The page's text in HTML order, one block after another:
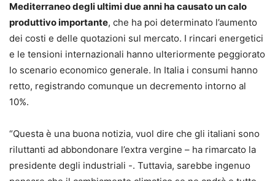
Mediterraneo degli ultimi due anni ha causato un calo
produttivo importante, che ha poi determinato l’aumento
dei costi e delle quotazioni sul mercato. I rincari energetici
e le tensioni internazionali hanno ulteriormente peggiorato
lo scenario economico generale. In Italia i consumi hanno
retto, registrando comunque un decremento intorno al
10%.
“Questa è una buona notizia, vuol dire che gli italiani sono
riluttanti ad abbondonare l’extra vergine – ha rimarcato la
presidente degli industriali -. Tuttavia, sarebbe ingenuo